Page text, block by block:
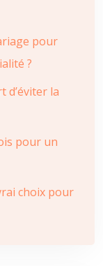
pour
?
d’éviter la
pour un
choix pour